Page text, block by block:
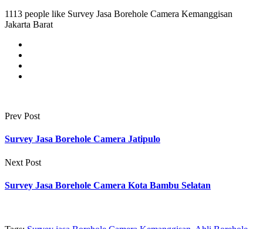
1113 people like Survey Jasa Borehole Camera Kemanggisan
Jakarta Barat
Prev Post
Survey Jasa Borehole Camera Jatipulo
Next Post
Survey Jasa Borehole Camera Kota Bambu Selatan